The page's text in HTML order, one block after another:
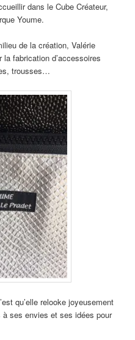
dans le Cube Créateur,
Youme.
de la création, Valérie
fabrication d’accessoires
trousses…
qu’elle relooke joyeusement
ses envies et ses idées pour